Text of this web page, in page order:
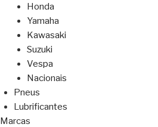
Honda
Yamaha
Kawasaki
Suzuki
Vespa
Nacionais
Pneus
Lubrificantes
Marcas